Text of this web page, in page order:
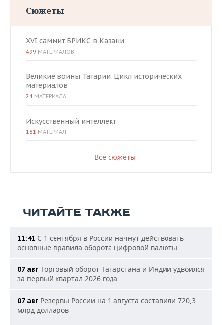
Сюжеты
XVI саммит БРИКС в Казани
499 МАТЕРИАЛОВ
Великие воины Татарии. Цикл исторических
материалов
24 МАТЕРИАЛА
Искусственный интеллект
181 МАТЕРИАЛ
Все сюжеты
ЧИТАЙТЕ ТАКЖЕ
11:41 С 1 сентября в России начнут действовать
основные правила оборота цифровой валюты
07 авг Торговый оборот Татарстана и Индии удвоился
за первый квартал 2026 года
07 авг Резервы России на 1 августа составили 720,3
млрд долларов